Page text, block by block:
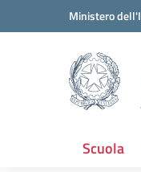
Vai ai contenuti
Vai al menu di navigazione
Ministero
Scuola